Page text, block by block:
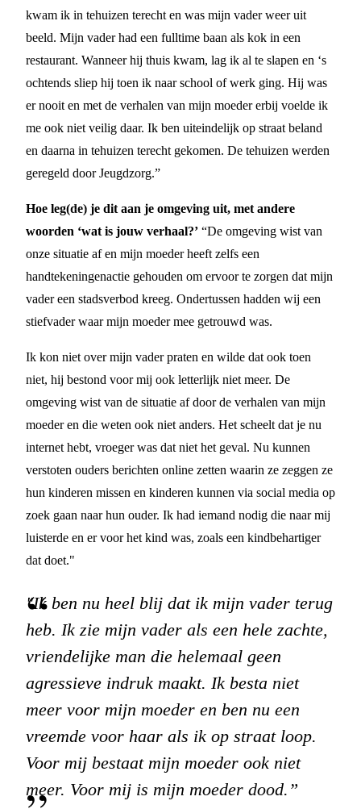
kwam ik in tehuizen terecht en was mijn vader weer uit
beeld. Mijn vader had een fulltime baan als kok in een
restaurant. Wanneer hij thuis kwam, lag ik al te slapen en ‘s
ochtends sliep hij toen ik naar school of werk ging. Hij was
er nooit en met de verhalen van mijn moeder erbij voelde ik
me ook niet veilig daar. Ik ben uiteindelijk op straat beland
en daarna in tehuizen terecht gekomen. De tehuizen werden
geregeld door Jeugdzorg.”
Hoe leg(de) je dit aan je omgeving uit, met andere
woorden ‘wat is jouw verhaal?’ “De omgeving wist van
onze situatie af en mijn moeder heeft zelfs een
handtekeningenactie gehouden om ervoor te zorgen dat mijn
vader een stadsverbod kreeg. Ondertussen hadden wij een
stiefvader waar mijn moeder mee getrouwd was.
Ik kon niet over mijn vader praten en wilde dat ook toen
niet, hij bestond voor mij ook letterlijk niet meer. De
omgeving wist van de situatie af door de verhalen van mijn
moeder en die weten ook niet anders. Het scheelt dat je nu
internet hebt, vroeger was dat niet het geval. Nu kunnen
verstoten ouders berichten online zetten waarin ze zeggen ze
hun kinderen missen en kinderen kunnen via social media op
zoek gaan naar hun ouder. Ik had iemand nodig die naar mij
luisterde en er voor het kind was, zoals een kindbehartiger
dat doet."
"Ik ben nu heel blij dat ik mijn vader terug
heb. Ik zie mijn vader als een hele zachte,
vriendelijke man die helemaal geen
agressieve indruk maakt. Ik besta niet
meer voor mijn moeder en ben nu een
vreemde voor haar als ik op straat loop.
Voor mij bestaat mijn moeder ook niet
meer. Voor mij is mijn moeder dood.”